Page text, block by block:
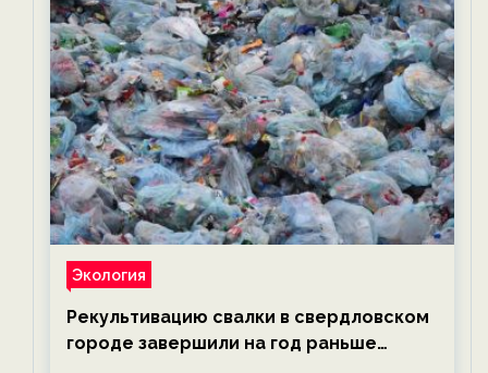
Экология
Рекультивацию свалки в свердловском
городе завершили на год раньше